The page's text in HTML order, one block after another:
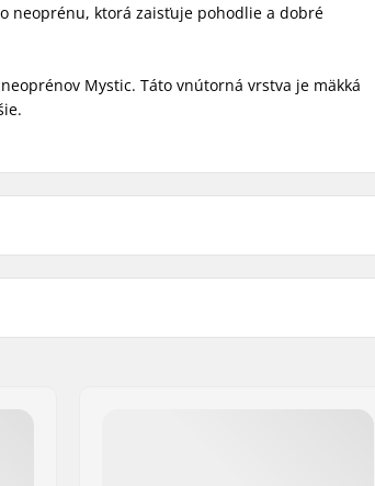
neoprénu, ktorá zaisťuje pohodlie a dobré
Mystic. Táto vnútorná vrstva je mäkká
Typ zipu:
Typ neoprénu: